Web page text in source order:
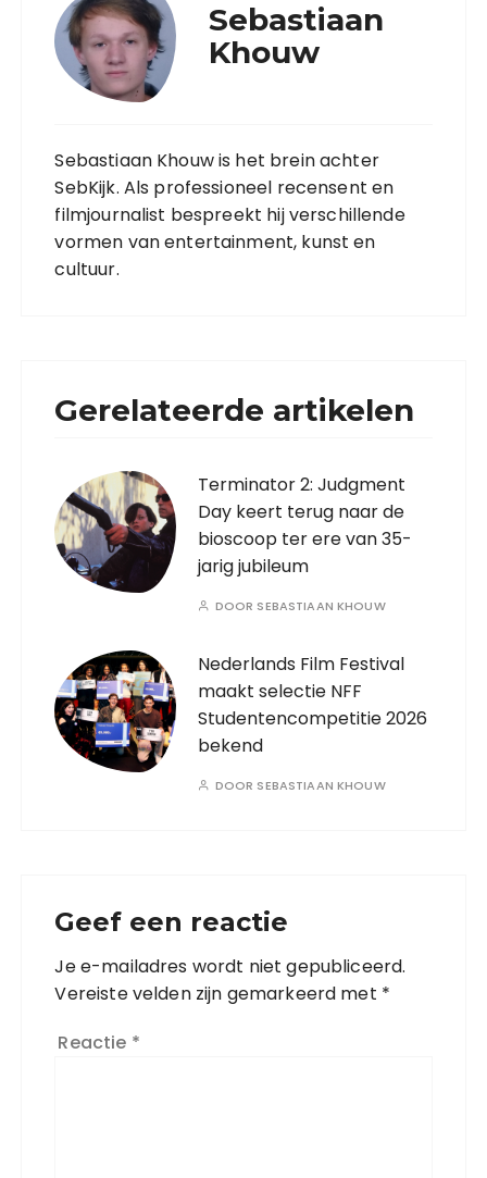
Sebastiaan
Khouw
Sebastiaan Khouw is het brein achter
SebKijk. Als professioneel recensent en
filmjournalist bespreekt hij verschillende
vormen van entertainment, kunst en
cultuur.
Gerelateerde artikelen
Terminator 2: Judgment
Day keert terug naar de
bioscoop ter ere van 35-
jarig jubileum
DOOR SEBASTIAAN KHOUW
Nederlands Film Festival
maakt selectie NFF
Studentencompetitie 2026
bekend
DOOR SEBASTIAAN KHOUW
Geef een reactie
Je e-mailadres wordt niet gepubliceerd.
Vereiste velden zijn gemarkeerd met *
Reactie *